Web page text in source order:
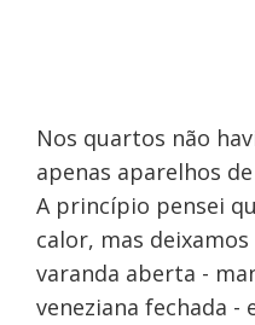
Nos quartos não
apenas aparelhos de
A princípio pensei
calor, mas
varanda aberta -
veneziana fechada -